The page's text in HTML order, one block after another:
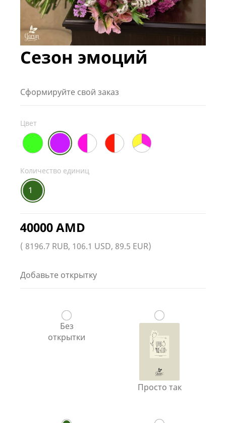
Сезон эмоций
Сформируйте свой заказ
Цвет
Количество единиц
1
40000 AMD
( 8196.7 RUB, 106.1 USD, 89.5 EUR)
Добавьте открытку
Без
открытки
Просто так